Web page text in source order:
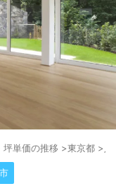
坪単価の推移 >東京都 >